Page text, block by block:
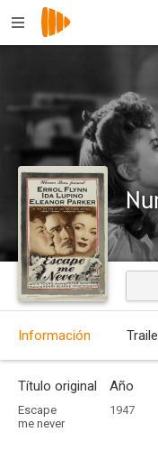
Información
Título original
Escape
me never
Año
1947